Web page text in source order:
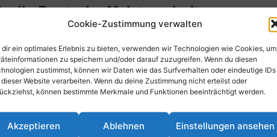
Cookie-Zustimmung verwalten
dir ein optimales Erlebnis zu bieten, verwenden wir Technologien wie Cookies, um
zu speichern und/oder darauf zuzugreifen. Wenn du diesen
zustimmst, können wir Daten wie das Surfverhalten oder eindeutige IDs
Website verarbeiten. Wenn du deine Zustimmung nicht erteilst oder
können bestimmte Merkmale und Funktionen beeinträchtigt werden.
Akzeptieren Ablehnen Einstellungen ansehen
die Deutsche Meisterschaft